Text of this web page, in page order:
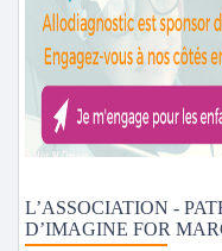
L’ASSOCIATION -
D’IMAGINE FOR